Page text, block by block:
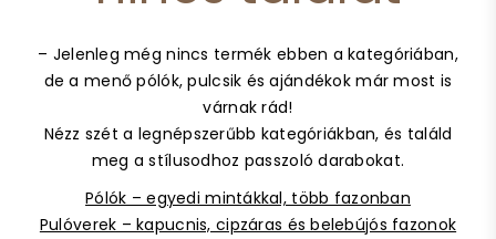
– Jelenleg még nincs termék ebben a kategóriában,
de a menő pólók, pulcsik és ajándékok már most is
várnak rád!
Nézz szét a legnépszerűbb kategóriákban, és találd
meg a stílusodhoz passzoló darabokat.
Pólók – egyedi mintákkal, több fazonban
Pulóverek – kapucnis, cipzáras és belebújós fazonok